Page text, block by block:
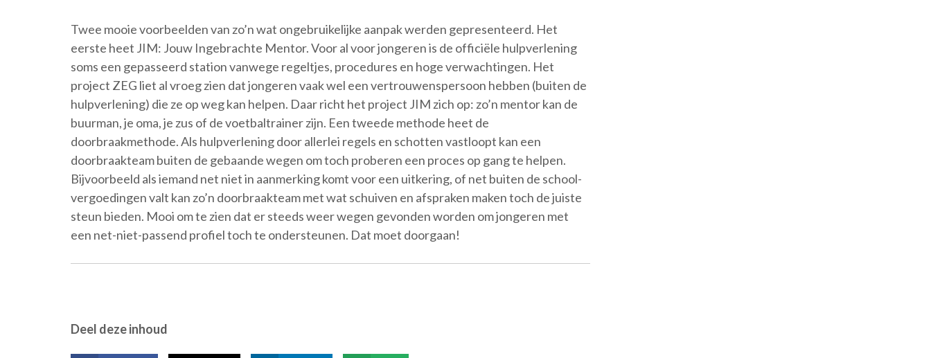
Twee mooie voorbeelden van zo’n wat ongebruikelijke aanpak werden gepresenteerd. Het
eerste heet JIM: Jouw Ingebrachte Mentor. Voor al voor jongeren is de officiële hulpverlening
soms een gepasseerd station vanwege regeltjes, procedures en hoge verwachtingen. Het
project ZEG liet al vroeg zien dat jongeren vaak wel een vertrouwenspersoon hebben (buiten de
hulpverlening) die ze op weg kan helpen. Daar richt het project JIM zich op: zo’n mentor kan de
buurman, je oma, je zus of de voetbaltrainer zijn. Een tweede methode heet de
doorbraakmethode. Als hulpverlening door allerlei regels en schotten vastloopt kan een
doorbraakteam buiten de gebaande wegen om toch proberen een proces op gang te helpen.
Bijvoorbeeld als iemand net niet in aanmerking komt voor een uitkering, of net buiten de school-
vergoedingen valt kan zo’n doorbraakteam met wat schuiven en afspraken maken toch de juiste
steun bieden. Mooi om te zien dat er steeds weer wegen gevonden worden om jongeren met
een net-niet-passend profiel toch te ondersteunen. Dat moet doorgaan!
Deel deze inhoud